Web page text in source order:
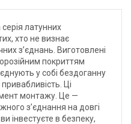
латунних
хто не визнає
з’єднань. Виготовлені
покриттям
у собі бездоганну
Ці
монтажу. Це —
з’єднання на довгі
інвестуєте в безпеку,